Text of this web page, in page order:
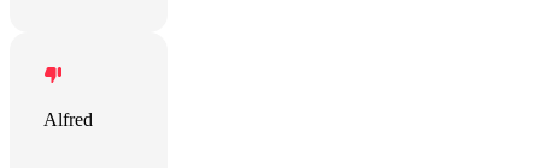
Alfred